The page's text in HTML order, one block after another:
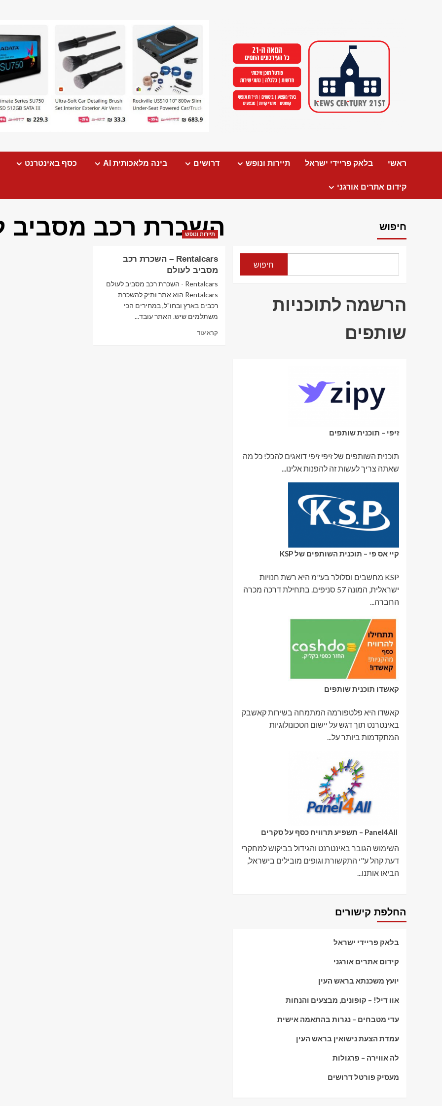
ראשי בלאק פריידי ישראל תיירות ונופש דרושים בינה מלאכותית AI כסף באינטרנט
קידום אתרים אורגני
השכרת רכב מסביב
תיירות ונופש
Rentalcars – השכרת רכב
מסביב לעולם
Rentalcars - השכרת רכב מסביב לעולם
Rentalcars הוא אתר ותיק להשכרת
רכבים בארץ ובחו"ל, במחירים הכי
משתלמים שיש. האתר עובד...
קרא עודRead
חיפוש
חיפוש
הרשמה לתוכניות
שותפים
זיפי – תוכנית שותפים
תוכנית השותפים של זיפי זיפי דואגים להכל! כל מה
שאתה צריך לעשות זה להפנות אלינו...
קיי אס פי – תוכנית השותפים של KSP
KSP מחשבים וסלולר בע"מ היא רשת חנויות
ישראלית, המונה 57 סניפים. בתחילת דרכה מכרה
החברה...
קאשדו תוכנית שותפים
קאשדו היא פלטפורמה המתמחה בשירות קאשבק
באינטרנט תוך דגש על יישום הטכונולוגיות
המתקדמות ביותר על...
השימוש הגובר באינטרנט והגידול בביקוש למחקרי
דעת קהל ע"י התקשורת וגופים מובילים בישראל,
הביאו אותנו...
החלפת קישורים
בלאק פריידי ישראל
קידום אתרים אורגני
יועץ משכנתא בראש העין
אוו דיל! – קופונים, מבצעים והנחות
עדי מטבחים – נגרות בהתאמה אישית
עמדת הצעת נישואין בראש העין
לה אווירה – פרגולות
מעסיק פורטל דרושים